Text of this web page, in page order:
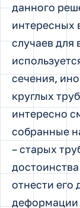
данного
интересных
случаев для
сечения,
круглых
интересно
собранные
– старых
отнести его
деформации